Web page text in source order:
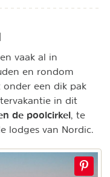
vaak al in
en rondom
onder een dik pak
in dit
de poolcirkel , te
lodges van Nordic.